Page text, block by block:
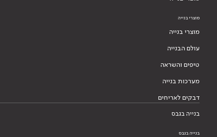
מוצרי בנייה
מוצרי בנייה
עולם הבנייה
טיפים והשראה
מערכות בנייה
דבקים לאריחים
בנייה בגבס
בנייה בגבס